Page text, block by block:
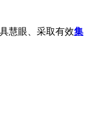
慧眼、采取有效集